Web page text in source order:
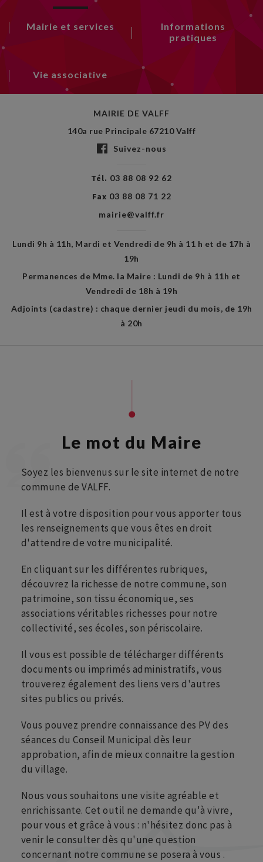
Mairie et services
Informations
pratiques
Vie associative
MAIRIE DE VALFF
140a rue Principale 67210 Valff
Suivez-nous
Tél. 03 88 08 92 62
Fax 03 88 08 71 22
mairie@valff.fr
Lundi 9h à 11h, Mardi et Vendredi de 9h à 11 h et de 17h à
19h
Permanences de Mme. la Maire : Lundi de 9h à 11h et
Vendredi de 18h à 19h
Adjoints (cadastre) : chaque dernier jeudi du mois, de 19h
à 20h
Le mot du Maire
Soyez les bienvenus sur le site internet de notre
commune de VALFF.
Il est à votre disposition pour vous apporter tous
les renseignements que vous êtes en droit
d'attendre de votre municipalité.
En cliquant sur les différentes rubriques,
découvrez la richesse de notre commune, son
patrimoine, son tissu économique, ses
associations véritables richesses pour notre
collectivité, ses écoles, son périscolaire.
Il vous est possible de télécharger différents
documents ou imprimés administratifs, vous
trouverez également des liens vers d'autres
sites publics ou privés.
Vous pouvez prendre connaissance des PV des
séances du Conseil Municipal dès leur
approbation, afin de mieux connaitre la gestion
du village.
Nous vous souhaitons une visite agréable et
enrichissante. Cet outil ne demande qu'à vivre,
pour vous et grâce à vous : n'hésitez donc pas à
venir le consulter dès qu'une question
concernant notre commune se posera à vous .